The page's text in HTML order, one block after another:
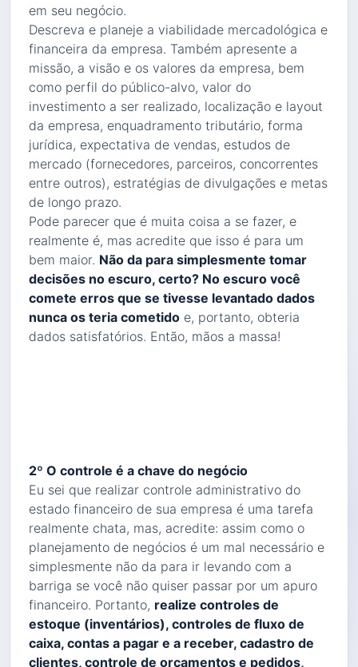
em seu negócio.
Descreva e planeje a viabilidade mercadológica e
financeira da empresa. Também apresente a
missão, a visão e os valores da empresa, bem
como perfil do público-alvo, valor do
investimento a ser realizado, localização e layout
da empresa, enquadramento tributário, forma
jurídica, expectativa de vendas, estudos de
mercado (fornecedores, parceiros, concorrentes
entre outros), estratégias de divulgações e metas
de longo prazo.
Pode parecer que é muita coisa a se fazer, e
realmente é, mas acredite que isso é para um
bem maior. Não da para simplesmente tomar
decisões no escuro, certo? No escuro você
comete erros que se tivesse levantado dados
nunca os teria cometido e, portanto, obteria
dados satisfatórios. Então, mãos a massa!
2º O controle é a chave do negócio
Eu sei que realizar controle administrativo do
estado financeiro de sua empresa é uma tarefa
realmente chata, mas, acredite: assim como o
planejamento de negócios é um mal necessário e
simplesmente não da para ir levando com a
barriga se você não quiser passar por um apuro
financeiro. Portanto, realize controles de
estoque (inventários), controles de fluxo de
caixa, contas a pagar e a receber, cadastro de
clientes, controle de orçamentos e pedidos,